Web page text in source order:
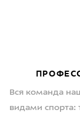
Вся команда
видами